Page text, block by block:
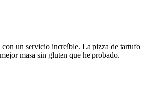
con un servicio increíble. La pizza de tartufo
masa sin gluten que he probado.